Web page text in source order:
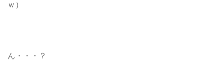
ｗ）
ん・・・？